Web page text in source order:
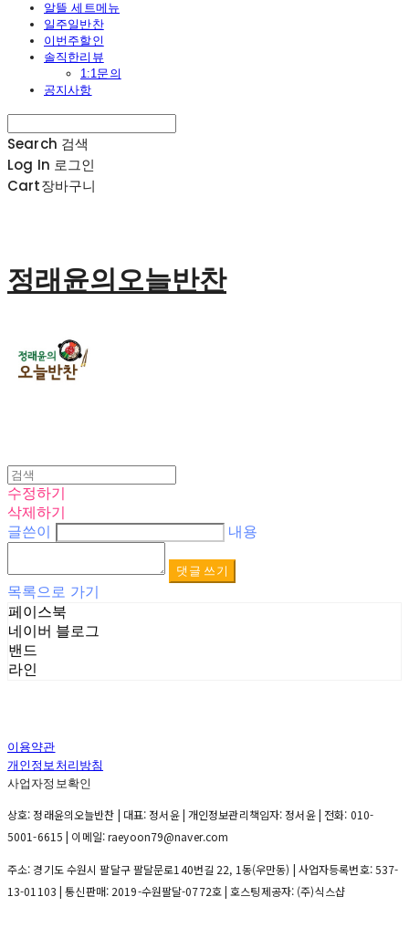
알뜰 세트메뉴
일주일반찬
이번주할인
솔직한리뷰
1:1문의
공지사항
Search 검색
Log In 로그인
Cart장바구니
정래윤의오늘반찬
수정하기
삭제하기
글쓴이
내용
댓글 쓰기
목록으로 가기
페이스북
네이버 블로그
밴드
라인
이용약관
개인정보처리방침
사업자정보확인
상호: 정래윤의오늘반찬 | 대표: 정서윤 | 개인정보관리책임자: 정서윤 | 전화: 010-
5001-6615 | 이메일: raeyoon79@naver.com
주소: 경기도 수원시 팔달구 팔달문로140번길 22, 1동(우만동) | 사업자등록번호:537-
13-01103 | 통신판매: 2019-수원팔달-0772호| 호스팅제공자: (주)식스샵